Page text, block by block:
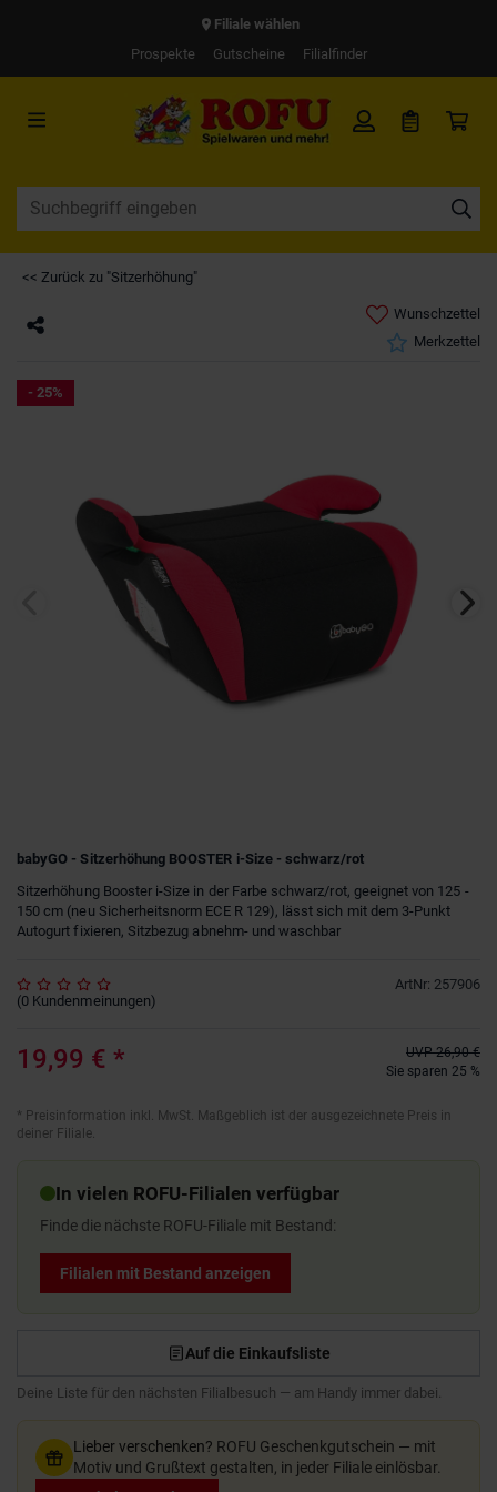
Filiale wählen
Prospekte
Gutscheine Filialfinder
<< Zurück zu "Sitzerhöhung"
Wunschzettel
Merkzettel
- 25%
babyGO - Sitzerhöhung BOOSTER i-Size - schwarz/rot
Sitzerhöhung Booster i-Size in der Farbe schwarz/rot, geeignet von 125 -
150 cm (neu Sicherheitsnorm ECE R 129), lässt sich mit dem 3-Punkt
Autogurt fixieren, Sitzbezug abnehm- und waschbar
ArtNr: 257906
(0 Kundenmeinungen)
19,99 € * UVP 26,90 €
Sie sparen 25 %
* Preisinformation inkl. MwSt. Maßgeblich ist der ausgezeichnete Preis in
deiner Filiale.
In vielen ROFU-Filialen verfügbar
Finde die nächste ROFU-Filiale mit Bestand:
Filialen mit Bestand anzeigen
Auf die Einkaufsliste
Deine Liste für den nächsten Filialbesuch — am Handy immer dabei.
Lieber verschenken? ROFU Geschenkgutschein — mit
Motiv und Grußtext gestalten, in jeder Filiale einlösbar.